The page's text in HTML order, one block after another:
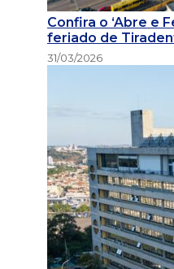
Confira o ‘Abre e
feriado de
31/03/2026